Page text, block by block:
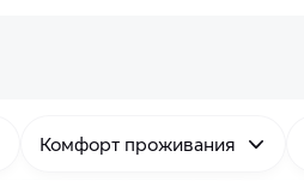
Комфорт проживания